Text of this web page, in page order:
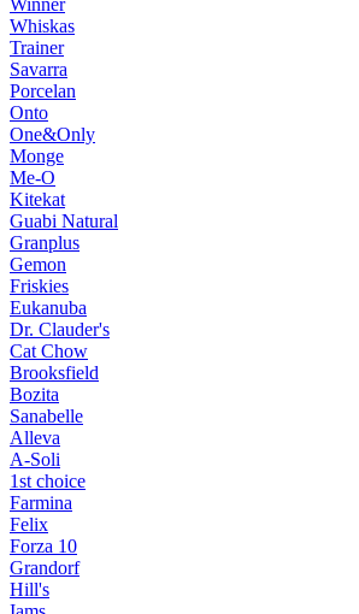
Whiskas
Trainer
Savarra
Porcelan
Onto
One&Only
Monge
Me-O
Kitekat
Guabi Natural
Granplus
Gemon
Friskies
Eukanuba
Dr. Clauder's
Cat Chow
Brooksfield
Bozita
Sanabelle
Alleva
A-Soli
1st choice
Farmina
Felix
Forza 10
Grandorf
Hill's